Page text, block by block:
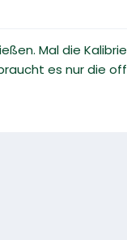
Mal die
es nur die